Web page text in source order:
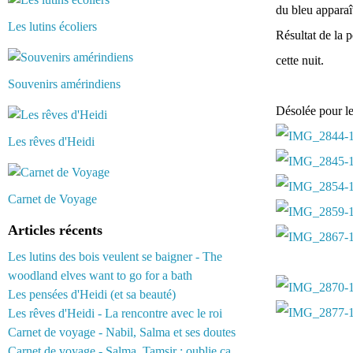
Les lutins écoliers
Souvenirs amérindiens
Les rêves d'Heidi
Carnet de Voyage
Articles récents
Les lutins des bois veulent se baigner - The
woodland elves want to go for a bath
Les pensées d'Heidi (et sa beauté)
Les rêves d'Heidi - La rencontre avec le roi
Carnet de voyage - Nabil, Salma et ses doutes
du bleu
Résultat de la
cette nuit.
Désolée pour